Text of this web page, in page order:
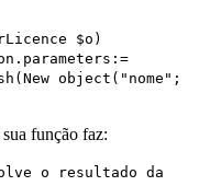
$o )
. parameters :=
( New object ("nome";
função faz:
o resultado da